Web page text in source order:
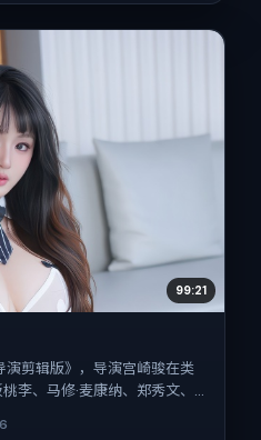
99:21
演剪辑版》，导演宫崎骏在类
李、马修·麦康纳、郑秀文、
时间 2025年7月4日（公映登